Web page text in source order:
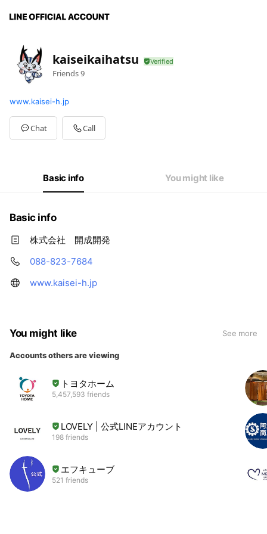
kaiseikaihatsu
Friends9
www.kaisei-h.jp
Chat Call
Basic info You might like
Basic info
株式会社 開成開発
088-823-7684
www.kaisei-h.jp
You might like See more
Accounts others are viewing
トヨタホーム
5,457,593 friends
LOVELY | 公式LINEアカウント
198 friends
エフキューブ
521 friends